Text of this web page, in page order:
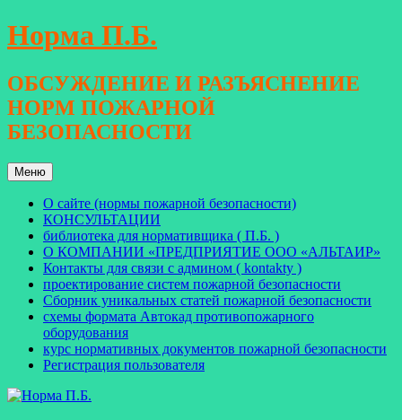
Перейти
к
Норма П.Б.
ОБСУЖДЕНИЕ И РАЗЪЯСНЕНИЕ
НОРМ ПОЖАРНОЙ
БЕЗОПАСНОСТИ
Меню
О сайте (нормы пожарной безопасности)
КОНСУЛЬТАЦИИ
библиотека для нормативщика ( П.Б. )
О КОМПАНИИ «ПРЕДПРИЯТИЕ ООО «АЛЬТАИР»
Контакты для связи с админом ( kontakty )
проектирование систем пожарной безопасности
Сборник уникальных статей пожарной безопасности
схемы формата Автокад противопожарного
оборудования
курс нормативных документов пожарной безопасности
Регистрация пользователя